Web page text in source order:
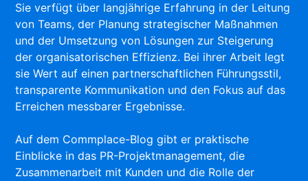
Sie verfügt über langjährige Erfahrung in der Leitung
von Teams, der Planung strategischer Maßnahmen
und der Umsetzung von Lösungen zur Steigerung
der organisatorischen Effizienz. Bei ihrer Arbeit legt
sie Wert auf einen partnerschaftlichen Führungsstil,
transparente Kommunikation und den Fokus auf das
Erreichen messbarer Ergebnisse.
Auf dem Commplace-Blog gibt er praktische
Einblicke in das PR-Projektmanagement, die
Zusammenarbeit mit Kunden und die Rolle der